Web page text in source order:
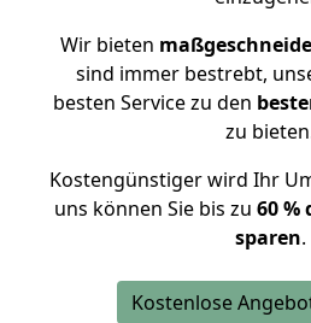
Wir bieten
sind immer bestrebt,
besten Service zu den
zu
Kostengünstiger wird Ihr
uns können Sie bis zu 60 %
sparen.
Kostenlose